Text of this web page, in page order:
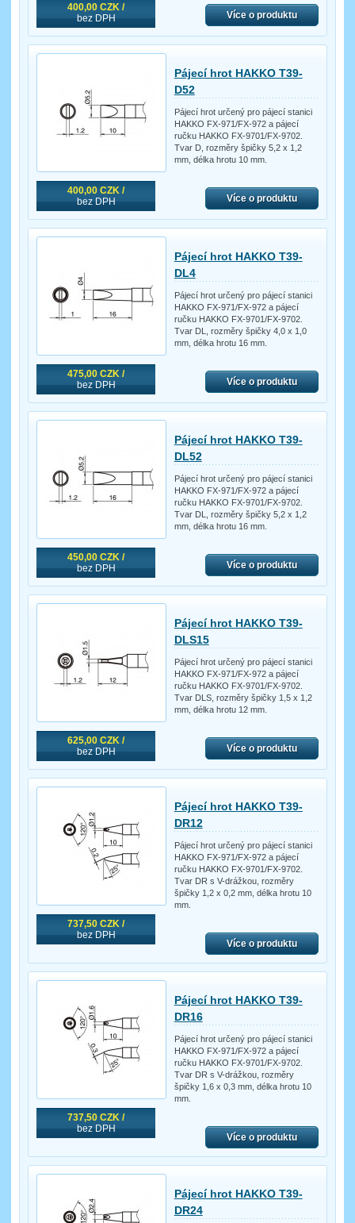
400,00 CZK /
bez DPH
Více o produktu
400,00 CZK /
bez DPH
Pájecí hrot HAKKO T39-
D52
Pájecí hrot určený pro pájecí stanici
HAKKO FX-971/FX-972 a pájecí
ručku HAKKO FX-9701/FX-9702.
Tvar D, rozměry špičky 5,2 x 1,2
mm, délka hrotu 10 mm.
Více o produktu
475,00 CZK /
bez DPH
Pájecí hrot HAKKO T39-
DL4
Pájecí hrot určený pro pájecí stanici
HAKKO FX-971/FX-972 a pájecí
ručku HAKKO FX-9701/FX-9702.
Tvar DL, rozměry špičky 4,0 x 1,0
mm, délka hrotu 16 mm.
Více o produktu
450,00 CZK /
bez DPH
Pájecí hrot HAKKO T39-
DL52
Pájecí hrot určený pro pájecí stanici
HAKKO FX-971/FX-972 a pájecí
ručku HAKKO FX-9701/FX-9702.
Tvar DL, rozměry špičky 5,2 x 1,2
mm, délka hrotu 16 mm.
Více o produktu
625,00 CZK /
bez DPH
Pájecí hrot HAKKO T39-
DLS15
Pájecí hrot určený pro pájecí stanici
HAKKO FX-971/FX-972 a pájecí
ručku HAKKO FX-9701/FX-9702.
Tvar DLS, rozměry špičky 1,5 x 1,2
mm, délka hrotu 12 mm.
Více o produktu
737,50 CZK /
bez DPH
Pájecí hrot HAKKO T39-
DR12
Pájecí hrot určený pro pájecí stanici
HAKKO FX-971/FX-972 a pájecí
ručku HAKKO FX-9701/FX-9702.
Tvar DR s V-drážkou, rozměry
špičky 1,2 x 0,2 mm, délka hrotu 10
mm.
Více o produktu
737,50 CZK /
bez DPH
Pájecí hrot HAKKO T39-
DR16
Pájecí hrot určený pro pájecí stanici
HAKKO FX-971/FX-972 a pájecí
ručku HAKKO FX-9701/FX-9702.
Tvar DR s V-drážkou, rozměry
špičky 1,6 x 0,3 mm, délka hrotu 10
mm.
Více o produktu
Pájecí hrot HAKKO T39-
DR24